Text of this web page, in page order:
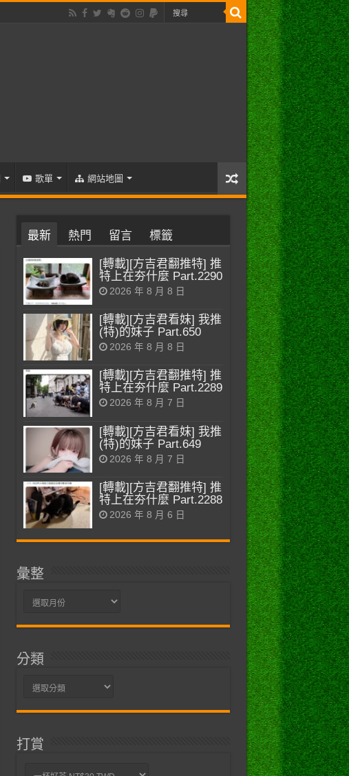
歌單 網站地圖
最新 熱門 留言 標籤
[轉載][方吉君翻推特] 推
特上在夯什麼 Part.2290
2026 年 8 月 8 日
[轉載][方吉君看妹] 我推
(特)的妹子 Part.650
2026 年 8 月 8 日
[轉載][方吉君翻推特] 推
特上在夯什麼 Part.2289
2026 年 8 月 7 日
[轉載][方吉君看妹] 我推
(特)的妹子 Part.649
2026 年 8 月 7 日
[轉載][方吉君翻推特] 推
特上在夯什麼 Part.2288
2026 年 8 月 6 日
彙整
彙
分類
分
打賞